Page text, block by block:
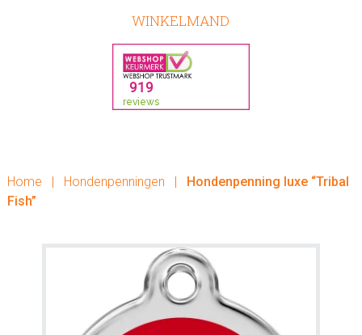
WINKELMAND
Home | Hondenpenningen |
Hondenpenning luxe “Tribal
Fish”